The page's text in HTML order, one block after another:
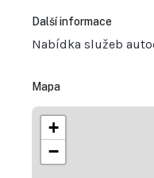
Další informace
Nabídka služeb
Mapa
+
−